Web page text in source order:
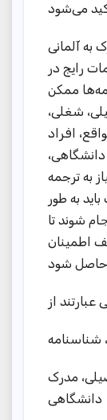
به آلمانی
رایج در
ممکن
شغلی،
افراد
به ترجمه
به طور
شوند تا
اطمینان
شناسنامه
مدرک
دانشگاهی